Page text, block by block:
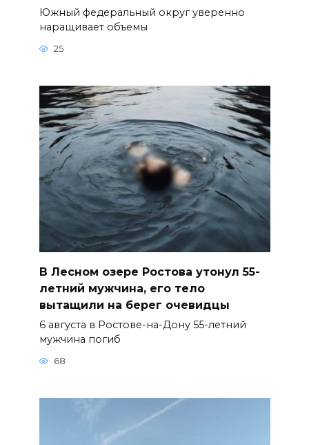
Южный федеральный округ уверенно
наращивает объемы
25
В Лесном озере Ростова утонул 55-
летний мужчина, его тело
вытащили на берег очевидцы
6 августа в Ростове-на-Дону 55-летний
мужчина погиб
68